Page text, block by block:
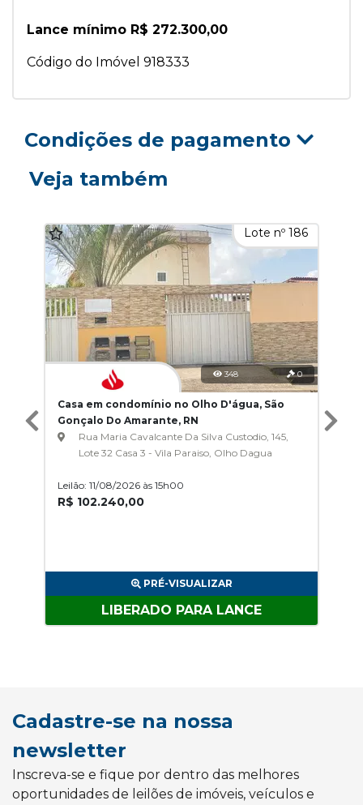
Lance mínimo R$ 272.300,00
Código do Imóvel 918333
Condições de pagamento
Veja também
Lote nº 186
348 0
Casa em condomínio no Olho D'água, São
Gonçalo Do Amarante, RN
Rua Maria Cavalcante Da Silva Custodio, 145,
Lote 32 Casa 3 - Vila Paraiso, Olho Dagua
Leilão: 11/08/2026 às 15h00
R$ 102.240,00
PRÉ-VISUALIZAR
LIBERADO PARA LANCE
Cadastre-se na nossa
newsletter
Inscreva-se e fique por dentro das melhores
oportunidades de leilões de imóveis, veículos e